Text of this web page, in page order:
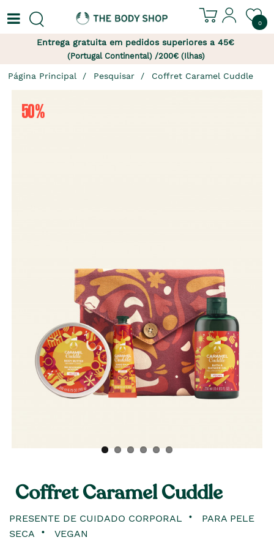
0
Entrega gratuita em pedidos superiores a 45€
(Portugal Continental) /200€ (Ilhas)
Página Principal Pesquisar Coffret Caramel Cuddle
Coffret Caramel Cuddle
PRESENTE DE CUIDADO CORPORAL
PARA PELE
SECA
VEGAN